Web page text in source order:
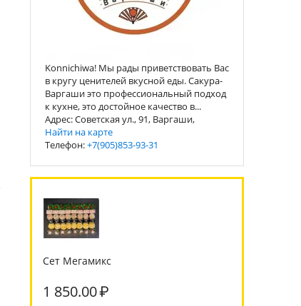
Konnichiwa! Мы рады приветствовать Вас
в кругу ценителей вкусной еды. Сакура-
Варгаши это профессиональный подход
к кухне, это достойное качество в...
Адрес: Советская ул., 91, Варгаши,
Найти на карте
Телефон:+7(905)853-93-31
Сет Мегамикс
1 850.00₽